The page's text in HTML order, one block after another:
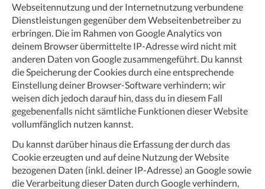
Webseitennutzung und der Internetnutzung verbundene
Dienstleistungen gegenüber dem Webseitenbetreiber zu
erbringen. Die im Rahmen von Google Analytics von
deinem Browser übermittelte IP-Adresse wird nicht mit
anderen Daten von Google zusammengeführt. Du kannst
die Speicherung der Cookies durch eine entsprechende
Einstellung deiner Browser-Software verhindern; wir
weisen dich jedoch darauf hin, dass du in diesem Fall
gegebenenfalls nicht sämtliche Funktionen dieser Website
vollumfänglich nutzen kannst.
Du kannst darüber hinaus die Erfassung der durch das
Cookie erzeugten und auf deine Nutzung der Website
bezogenen Daten (inkl. deiner IP-Adresse) an Google sowie
die Verarbeitung dieser Daten durch Google verhindern,